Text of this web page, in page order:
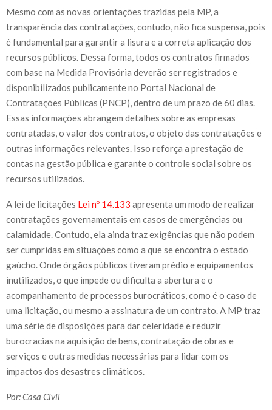
Mesmo com as novas orientações trazidas pela MP, a
transparência das contratações, contudo, não fica suspensa, pois
é fundamental para garantir a lisura e a correta aplicação dos
recursos públicos. Dessa forma, todos os contratos firmados
com base na Medida Provisória deverão ser registrados e
disponibilizados publicamente no Portal Nacional de
Contratações Públicas (PNCP), dentro de um prazo de 60 dias.
Essas informações abrangem detalhes sobre as empresas
contratadas, o valor dos contratos, o objeto das contratações e
outras informações relevantes. Isso reforça a prestação de
contas na gestão pública e garante o controle social sobre os
recursos utilizados.
A lei de licitações Lei nº 14.133 apresenta um modo de realizar
contratações governamentais em casos de emergências ou
calamidade. Contudo, ela ainda traz exigências que não podem
ser cumpridas em situações como a que se encontra o estado
gaúcho. Onde órgãos públicos tiveram prédio e equipamentos
inutilizados, o que impede ou dificulta a abertura e o
acompanhamento de processos burocráticos, como é o caso de
uma licitação, ou mesmo a assinatura de um contrato. A MP traz
uma série de disposições para dar celeridade e reduzir
burocracias na aquisição de bens, contratação de obras e
serviços e outras medidas necessárias para lidar com os
impactos dos desastres climáticos.
Por: Casa Civil